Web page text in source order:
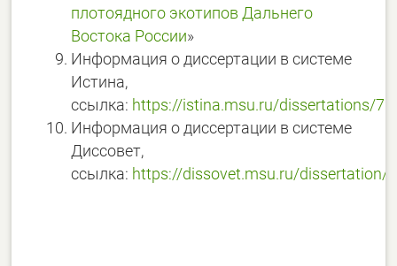
плотоядного экотипов Дальнего
Востока России»
Информация о диссертации в системе
Истина,
ссылка: https://istina.msu.ru/dissertations/
Информация о диссертации в системе
Диссовет,
ссылка: https://dissovet.msu.ru/dissertation/